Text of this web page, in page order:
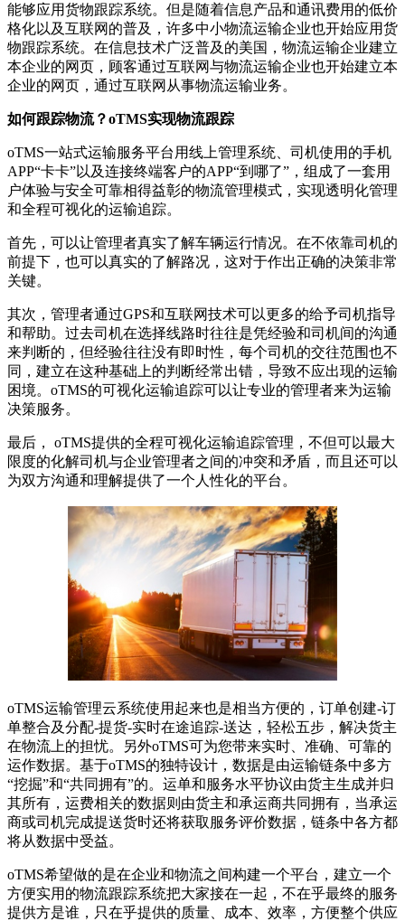
能够应用货物跟踪系统。但是随着信息产品和通讯费用的低价
格化以及互联网的普及，许多中小物流运输企业也开始应用货
物跟踪系统。在信息技术广泛普及的美国，物流运输企业建立
本企业的网页，顾客通过互联网与物流运输企业也开始建立本
企业的网页，通过互联网从事物流运输业务。
如何跟踪物流？oTMS实现物流跟踪
oTMS一站式运输服务平台用线上管理系统、司机使用的手机
APP“卡卡”以及连接终端客户的APP“到哪了”，组成了一套用
户体验与安全可靠相得益彰的物流管理模式，实现透明化管理
和全程可视化的运输追踪。
首先，可以让管理者真实了解车辆运行情况。在不依靠司机的
前提下，也可以真实的了解路况，这对于作出正确的决策非常
关键。
其次，管理者通过GPS和互联网技术可以更多的给予司机指导
和帮助。过去司机在选择线路时往往是凭经验和司机间的沟通
来判断的，但经验往往没有即时性，每个司机的交往范围也不
同，建立在这种基础上的判断经常出错，导致不应出现的运输
困境。oTMS的可视化运输追踪可以让专业的管理者来为运输
决策服务。
最后， oTMS提供的全程可视化运输追踪管理，不但可以最大
限度的化解司机与企业管理者之间的冲突和矛盾，而且还可以
为双方沟通和理解提供了一个人性化的平台。
oTMS运输管理云系统使用起来也是相当方便的，订单创建-订
单整合及分配-提货-实时在途追踪-送达，轻松五步，解决货主
在物流上的担忧。另外oTMS可为您带来实时、准确、可靠的
运作数据。基于oTMS的独特设计，数据是由运输链条中多方
“挖掘”和“共同拥有”的。运单和服务水平协议由货主生成并归
其所有，运费相关的数据则由货主和承运商共同拥有，当承运
商或司机完成提送货时还将获取服务评价数据，链条中各方都
将从数据中受益。
oTMS希望做的是在企业和物流之间构建一个平台，建立一个
方便实用的物流跟踪系统把大家接在一起，不在乎最终的服务
提供方是谁，只在乎提供的质量、成本、效率，方便整个供应